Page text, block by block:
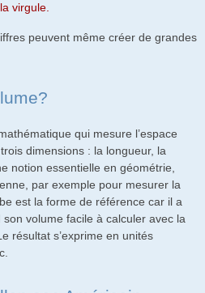
virgule.
peuvent même créer de grandes
qui mesure l’espace
dimensions : la longueur, la
notion essentielle en géométrie,
par exemple pour mesurer la
est la forme de référence car il a
volume facile à calculer avec la
résultat s’exprime en unités